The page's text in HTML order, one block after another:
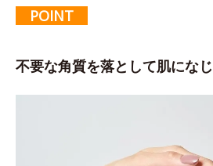
POINT
不要な角質を落として肌にな